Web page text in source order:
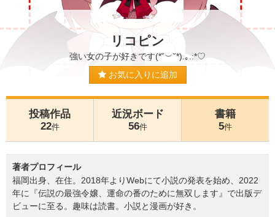
リコピン
強い女の子が好きです(*˘︶˘*).｡.:*♡
お気に入りに追加
投稿作品
22件
近況ボード
56件
書籍
5件
著者プロフィール
福岡出身、在住。2018年よりWebにて小説の発表を始め、2022
年に『伝説の最強令嬢、運命の番のために無双します』で出版デ
ビューに至る。趣味は読書。小説と漫画が好き。